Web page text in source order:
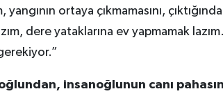
yangının ortaya çıkmamasını,
dere yataklarına ev yapmamak
insanoğlunun canı